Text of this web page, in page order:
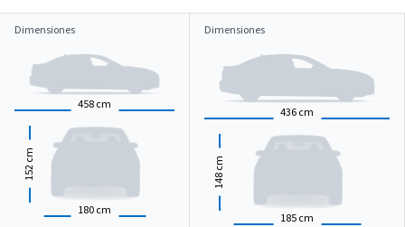
Dimensiones
458 cm
180 cm
152
cm
Dimensiones
436 cm
185 cm
148
cm